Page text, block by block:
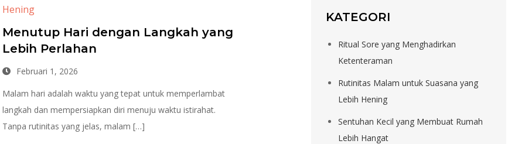
Hening
Menutup Hari dengan Langkah yang
Lebih Perlahan
Februari 1, 2026
Malam hari adalah waktu yang tepat untuk memperlambat
langkah dan mempersiapkan diri menuju waktu istirahat.
Tanpa rutinitas yang jelas, malam […]
KATEGORI
Ritual Sore yang Menghadirkan
Ketenteraman
Rutinitas Malam untuk Suasana yang
Lebih Hening
Sentuhan Kecil yang Membuat Rumah
Lebih Hangat